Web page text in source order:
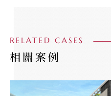
RELATED CASES
相關案例